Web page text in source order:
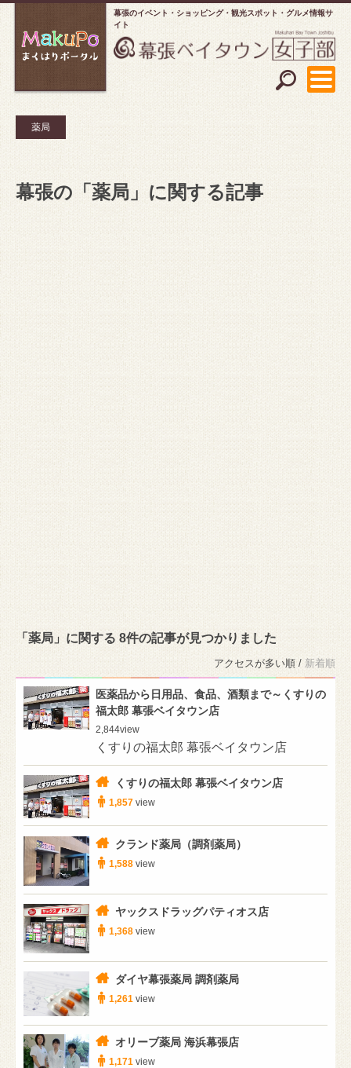
幕張のイベント・ショッピング
観光スポット・グルメ情報サ
イト
薬局
幕張の「薬局」に関する記事
「薬局」に関する 8件の記事が見つかりました
アクセスが多い順 / 新着順
医薬品から日用品、食品、酒類まで～くすりの
福太郎 幕張ベイタウン店
2,844view
くすりの福太郎 幕張ベイタウン店
くすりの福太郎 幕張ベイタウン店
1,857 view
クランド薬局（調剤薬局）
1,588 view
ヤックスドラッグパティオス店
1,368 view
ダイヤ幕張薬局 調剤薬局
1,261 view
オリーブ薬局 海浜幕張店
1,171 view